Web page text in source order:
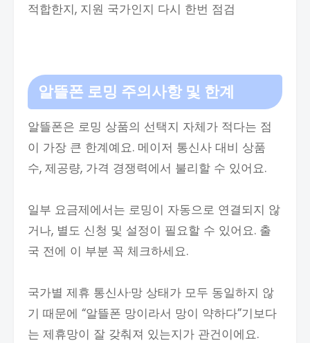
적합한지, 지원 국가인지 다시 한번 점검
알뜰폰 로밍 주의사항 및 한계
알뜰폰은 로밍 상품의 선택지 자체가 적다는 점
이 가장 큰 한계예요. 메이저 통신사 대비 상품
수, 제공량, 가격 경쟁력에서 불리할 수 있어요.
일부 요금제에서는 로밍이 자동으로 연결되지 않
거나, 별도 신청 및 설정이 필요할 수 있어요. 출
국 전에 이 부분 꼭 체크하세요.
국가별 제휴 통신사·망 상태가 모두 동일하지 않
기 때문에 “알뜰폰 망이라서 망이 약하다”기보다
는 제휴망이 잘 갖춰져 있는지가 관건이에요.